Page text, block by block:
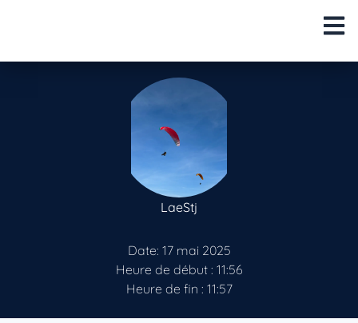
LaeStj
Date: 17 mai 2025
Heure de début : 11:56
Heure de fin : 11:57